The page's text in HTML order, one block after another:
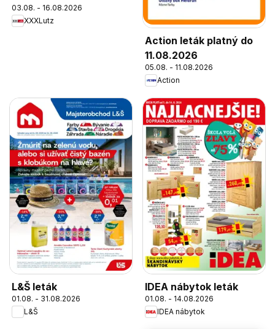
03.08. - 16.08.2026
XXXLutz
Action leták platný do
11.08.2026
05.08. - 11.08.2026
Action
L&Š leták
01.08. - 31.08.2026
L&Š
IDEA nábytok leták
01.08. - 14.08.2026
IDEA nábytok